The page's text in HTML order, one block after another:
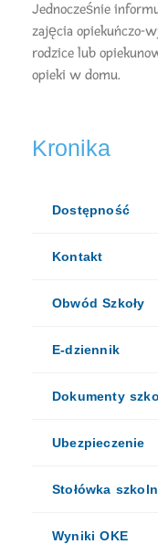
Jednocześnie
zajęcia opiekuńczo-
rodzice lub
opieki w domu.
Kronika
Dostępność
Kontakt
Obwód Szkoły
E-dziennik
Dokumenty
Ubezpieczenie
Stołówka
Wyniki OKE